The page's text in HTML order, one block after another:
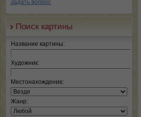
Задать вопрос
Поиск картины
Название картины:
Художник:
Местонахождение:
Жанр: